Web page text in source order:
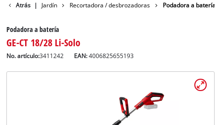
Atrás | Jardín Recortadora / desbrozadoras Podadora a batería
Podadora a batería
GE-CT 18/28 Li-Solo
No. artículo:3411242 EAN:4006825655193